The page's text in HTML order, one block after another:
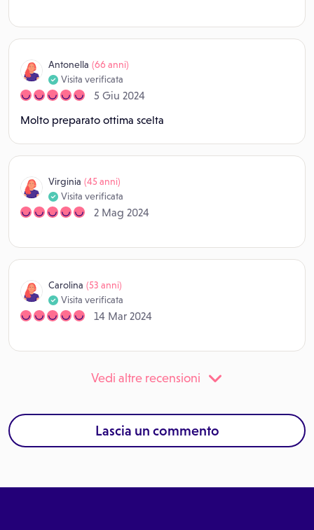
Antonella (66 anni)
5 Giu 2024
Visita verificata
Molto preparato ottima scelta
Virginia (45 anni)
2 Mag 2024
Visita verificata
Carolina (53 anni)
14 Mar 2024
Visita verificata
Vedi altre recensioni
Lascia un commento